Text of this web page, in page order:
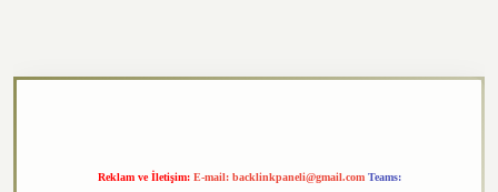
Reklam ve İletişim: E-mail: backlinkpaneli@gmail.com Teams: